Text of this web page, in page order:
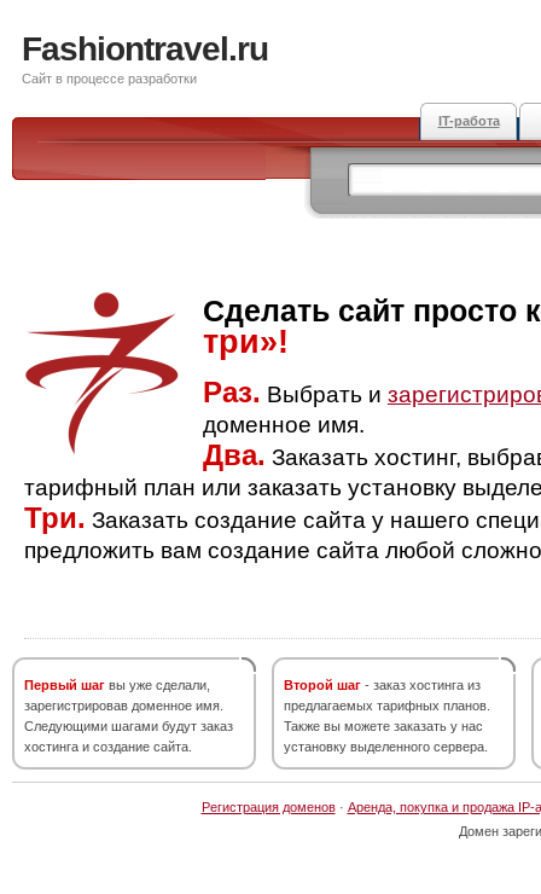
Fashiontravel.ru
Сайт в процессе разработки
IT-работа
Сделать сайт просто
три»!
Раз. Выбрать и
доменное имя.
Два. Заказать хостинг,
тарифный план или заказать установку
Три. Заказать создание сайта у нашего
предложить вам создание сайта любой
Первый шаг вы уже сделали,
зарегистрировав доменное имя.
Следующими шагами будут заказ
хостинга и создание сайта.
Второй шаг - заказ хостинга из
предлагаемых тарифных планов.
Также вы можете заказать у нас
установку выделенного сервера.
Регистрация доменов· Аренда, покупка и продажа IP-
Домен